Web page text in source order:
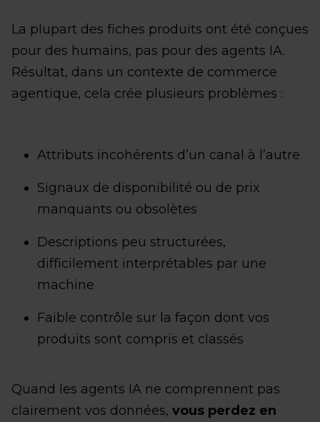
La plupart des fiches produits ont été conçues
pour des humains, pas pour des agents IA.
Résultat, dans un contexte de commerce
agentique, cela crée plusieurs problèmes :
Attributs incohérents d’un canal à l’autre
Signaux de disponibilité ou de prix
manquants ou obsolètes
Descriptions peu structurées,
difficilement interprétables par une
machine
Faible contrôle sur la façon dont vos
produits sont compris et classés
Quand les agents IA ne comprennent pas
clairement vos données, vous perdez en